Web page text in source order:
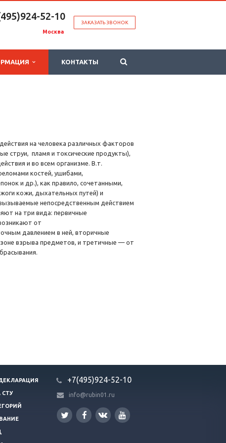
ЗАКАЗАТЬ ЗВОНОК
52-10
Москва
КОНТАКТЫ
на человека различных факторов
струи, пламя и токсические продукты),
и во всем организме. В.т.
костей, ушибами,
и др.), как правило, сочетанными,
кожи, дыхательных путей) и
непосредственным действием
на три вида: первичные
от
давлением в ней, вторичные
взрыва предметов, и третичные — от
СТУ
+7(495)924-52-10
info@rubin01.ru